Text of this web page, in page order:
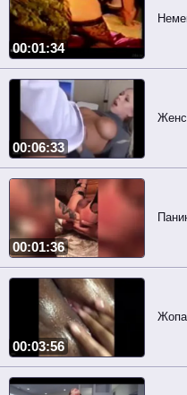
00:01:34
00:06:33
00:01:36
00:03:56